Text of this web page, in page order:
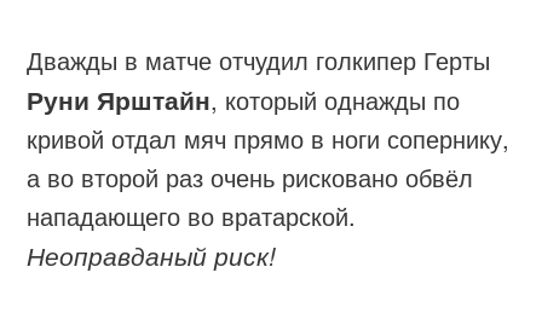
Дважды в матче отчудил голкипер Герты
Руни Ярштайн, который однажды по
кривой отдал мяч прямо в ноги сопернику,
а во второй раз очень рисковано обвёл
нападающего во вратарской.
Неоправданый риск!